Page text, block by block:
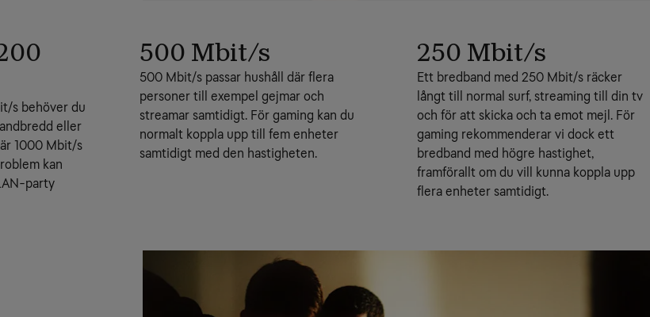
s behöver du
eller
1000 Mbit/s
kan
party
500 Mbit/s
500 Mbit/s passar hushåll där flera
personer till exempel gejmar och
streamar samtidigt. För gaming kan du
normalt koppla upp till fem enheter
samtidigt med den hastigheten.
250 Mbit/s
Ett bredband med 250 Mbit/s räcker
långt till normal surf, streaming till din tv
och för att skicka och ta emot mejl. För
gaming rekommenderar vi dock ett
bredband med högre hastighet,
framförallt om du vill kunna koppla upp
flera enheter samtidigt.